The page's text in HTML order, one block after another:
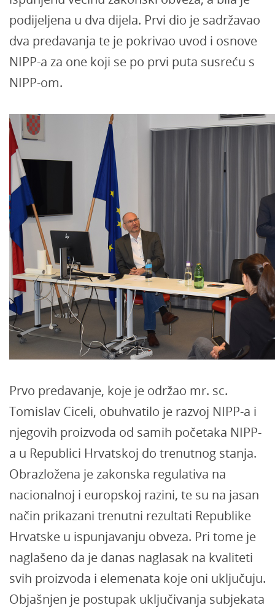
podijeljena u dva dijela. Prvi dio je sadržavao
dva predavanja te je pokrivao uvod i osnove
NIPP-a za one koji se po prvi puta susreću s
NIPP-om.
Prvo predavanje, koje je održao mr. sc.
Tomislav Ciceli, obuhvatilo je razvoj NIPP-a i
njegovih proizvoda od samih početaka NIPP-
a u Republici Hrvatskoj do trenutnog stanja.
Obrazložena je zakonska regulativa na
nacionalnoj i europskoj razini, te su na jasan
način prikazani trenutni rezultati Republike
Hrvatske u ispunjavanju obveza. Pri tome je
naglašeno da je danas naglasak na kvaliteti
svih proizvoda i elemenata koje oni uključuju.
Objašnjen je postupak uključivanja subjekata